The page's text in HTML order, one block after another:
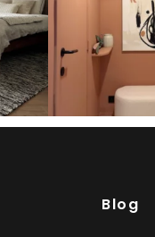
Blog